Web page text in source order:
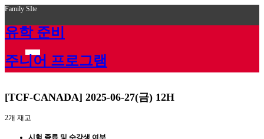
Family SIte
유학 준비
주니어 프로그램
[TCF-CANADA] 2025-06-27(금) 12H
2개 재고
시험 종류 및 수강생 여부